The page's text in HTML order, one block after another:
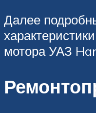
Далее
мотора УАЗ